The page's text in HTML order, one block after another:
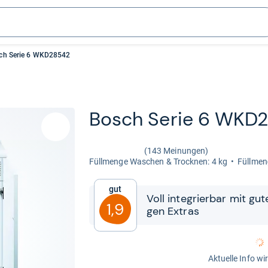
Serie 6 WKD28542
Bosch Serie 6
(143 Meinungen)
Füll­menge Waschen & Trock­nen: 4 kg
Gut
1,9
Voll inte­grier­bar mit
gen Extras
Aktuelle Info